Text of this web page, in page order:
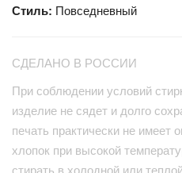
Стиль: Повседневный
СДЕЛАНО В РОССИИ
При соблюдении условий
изделие не сядет и долго
печать практически не имеет
хлопок при высокой
стирать в холодной или